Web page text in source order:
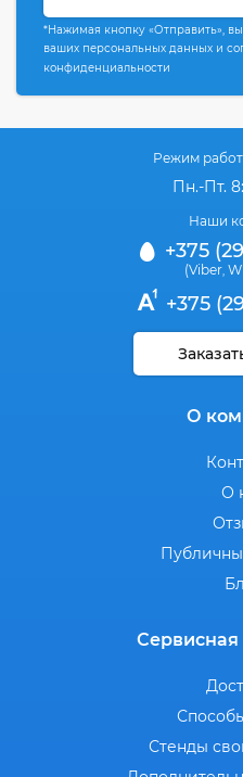
*Нажимая кнопку «Отправить»,
ваших персональных данных и
конфиденциальности
Режим
Пн.-Пт.
Наши
+375
(Viber
+375
О
О
Стенды